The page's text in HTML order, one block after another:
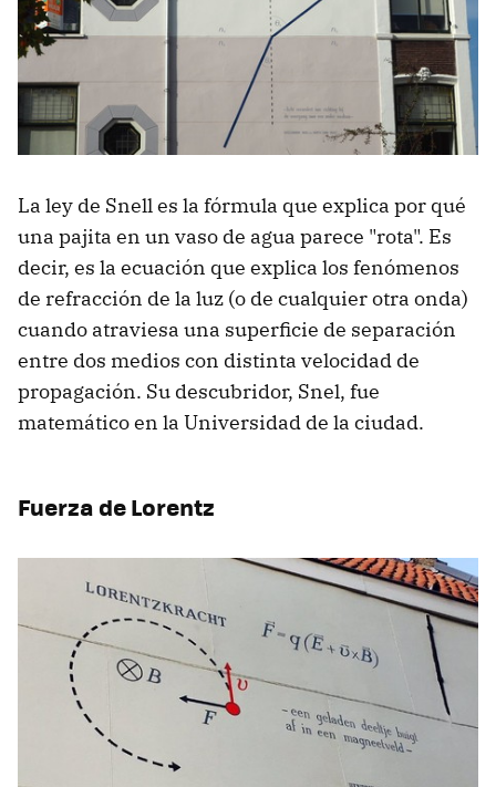
La ley de Snell es la fórmula que explica por qué
una pajita en un vaso de agua parece "rota". Es
decir, es la ecuación que explica los fenómenos
de refracción de la luz (o de cualquier otra onda)
cuando atraviesa una superficie de separación
entre dos medios con distinta velocidad de
propagación. Su descubridor, Snel, fue
matemático en la Universidad de la ciudad.
Fuerza de Lorentz